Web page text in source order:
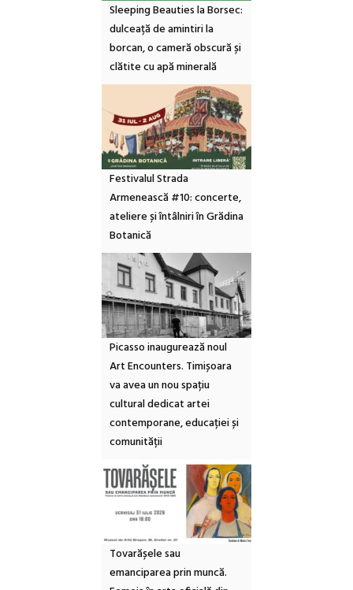
Sleeping Beauties la Borsec:
dulceață de amintiri la
borcan, o cameră obscură și
clătite cu apă minerală
Festivalul Strada
Armenească #10: concerte,
ateliere și întâlniri în Grădina
Botanică
Picasso inaugurează noul
Art Encounters. Timișoara
va avea un nou spațiu
cultural dedicat artei
contemporane, educației și
comunității
Tovarășele sau
emanciparea prin muncă.